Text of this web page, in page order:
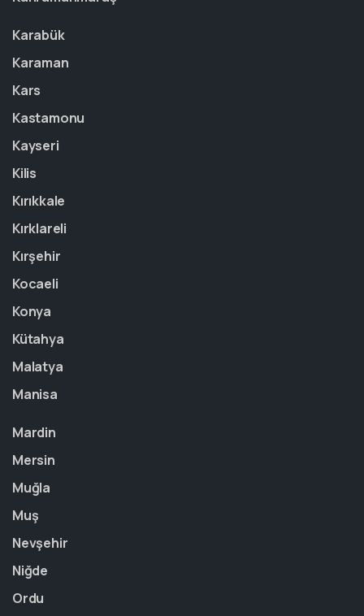
Karabük
Karaman
Kars
Kastamonu
Kayseri
Kilis
Kırıkkale
Kırklareli
Kırşehir
Kocaeli
Konya
Kütahya
Malatya
Manisa
Mardin
Mersin
Muğla
Muş
Nevşehir
Niğde
Ordu